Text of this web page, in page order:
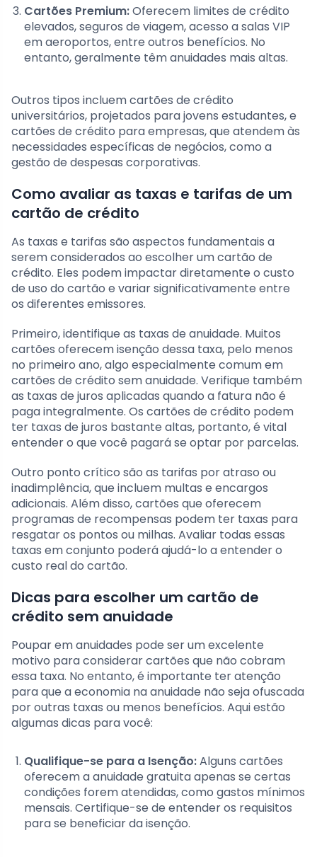
Cartões Premium:Oferecem limites de crédito
elevados, seguros de viagem, acesso a salas VIP
em aeroportos, entre outros benefícios. No
entanto, geralmente têm anuidades mais altas.
Outros tipos incluem cartões de crédito
universitários, projetados para jovens estudantes, e
cartões de crédito para empresas, que atendem às
necessidades específicas de negócios, como a
gestão de despesas corporativas.
Como avaliar as taxas e tarifas de um
cartão de crédito
As taxas e tarifas são aspectos fundamentais a
serem considerados ao escolher um cartão de
crédito. Eles podem impactar diretamente o custo
de uso do cartão e variar significativamente entre
os diferentes emissores.
Primeiro, identifique as taxas de anuidade. Muitos
cartões oferecem isenção dessa taxa, pelo menos
no primeiro ano, algo especialmente comum em
cartões de crédito sem anuidade. Verifique também
as taxas de juros aplicadas quando a fatura não é
paga integralmente. Os cartões de crédito podem
ter taxas de juros bastante altas, portanto, é vital
entender o que você pagará se optar por parcelas.
Outro ponto crítico são as tarifas por atraso ou
inadimplência, que incluem multas e encargos
adicionais. Além disso, cartões que oferecem
programas de recompensas podem ter taxas para
resgatar os pontos ou milhas. Avaliar todas essas
taxas em conjunto poderá ajudá-lo a entender o
custo real do cartão.
Dicas para escolher um cartão de
crédito sem anuidade
Poupar em anuidades pode ser um excelente
motivo para considerar cartões que não cobram
essa taxa. No entanto, é importante ter atenção
para que a economia na anuidade não seja ofuscada
por outras taxas ou menos benefícios. Aqui estão
algumas dicas para você:
Qualifique-se para a Isenção:Alguns cartões
oferecem a anuidade gratuita apenas se certas
condições forem atendidas, como gastos mínimos
mensais. Certifique-se de entender os requisitos
para se beneficiar da isenção.